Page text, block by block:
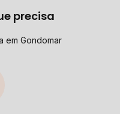
precisa
em Gondomar